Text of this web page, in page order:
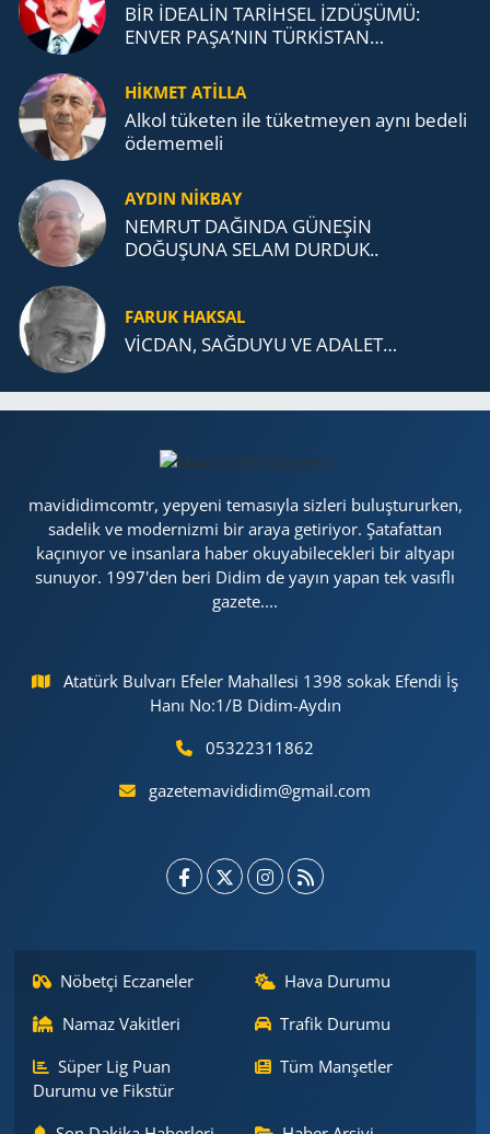
BİR İDEALİN TARİHSEL İZDÜŞÜMÜ:
ENVER PAŞA’NIN TÜRKİSTAN
TEŞKİLATI’NA UZANAN MİRASI
HİKMET ATİLLA
Alkol tü­ke­ten ile tü­ket­me­yen aynı be­de­li
öde­me­me­li
AYDIN NİKBAY
NEMRUT DAĞINDA GÜNEŞİN
DOĞUŞUNA SELAM DURDUK..
FARUK HAKSAL
VİCDAN, SAĞ­DU­YU VE ADA­LET…
mavididimcomtr, yepyeni temasıyla sizleri buluştururken,
sadelik ve modernizmi bir araya getiriyor. Şatafattan
kaçınıyor ve insanlara haber okuyabilecekleri bir altyapı
sunuyor. 1997'den beri Didim de yayın yapan tek vasıflı
gazete....
Atatürk Bulvarı Efeler Mahallesi 1398 sokak Efendi İş
Hanı No:1/B Didim-Aydın
05322311862
gazetemavididim@gmail.com
Nöbetçi Eczaneler
Hava Durumu
Namaz Vakitleri
Trafik Durumu
Süper Lig Puan
Durumu ve Fikstür
Tüm Manşetler